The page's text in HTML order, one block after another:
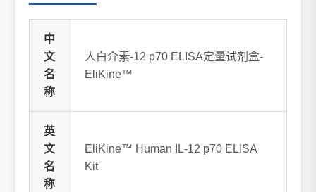
中
文
名
称
人白介素-12 p70 ELISA定量试剂盒-
EliKine™
英
文
名
称
EliKine™ Human IL-12 p70 ELISA
Kit